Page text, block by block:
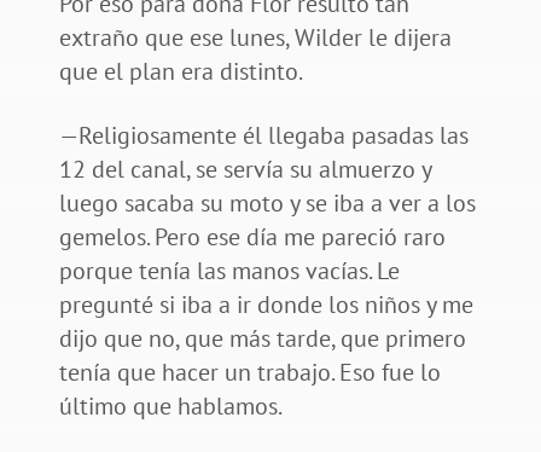
extraño que ese lunes, Wilder le dijera
que el plan era distinto.
—Religiosamente él llegaba pasadas las
12 del canal, se servía su almuerzo y
luego sacaba su moto y se iba a ver a los
gemelos. Pero ese día me pareció raro
porque tenía las manos vacías. Le
pregunté si iba a ir donde los niños y me
dijo que no, que más tarde, que primero
tenía que hacer un trabajo. Eso fue lo
último que hablamos.